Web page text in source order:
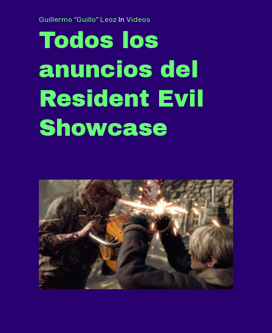
Guillermo "Guillo" Leoz In Videos
Todos los
anuncios del
Resident Evil
Showcase